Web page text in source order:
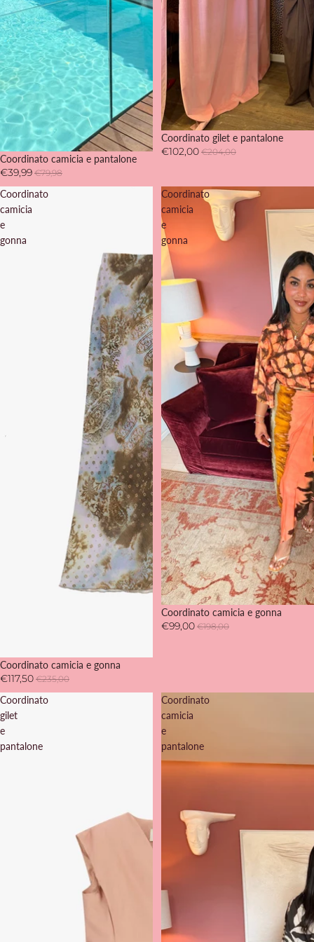
-50%
Coordinato camicia e pantalone
€39,99 €79,98
SOLD OUT
Coordinato gilet e pantalone
€102,00 €204,00
Coordinato
camicia
e
gonna
SOLD OUT
Coordinato camicia e gonna
€117,50 €235,00
Coordinato
camicia
e
gonna
SOLD OUT
Coordinato camicia e gonna
€99,00 €198,00
Coordinato
gilet
e
pantalone
Coordinato
camicia
e
pantalone